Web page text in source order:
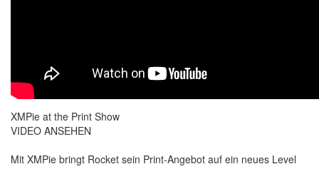
XMPie at the Print Show
VIDEO ANSEHEN
Mit XMPie bringt Rocket sein Print-Angebot auf ein neues Level